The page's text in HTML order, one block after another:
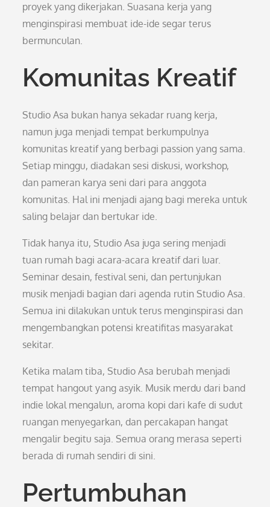
proyek yang dikerjakan. Suasana kerja yang
menginspirasi membuat ide-ide segar terus
bermunculan.
Komunitas Kreatif
Studio Asa bukan hanya sekadar ruang kerja,
namun juga menjadi tempat berkumpulnya
komunitas kreatif yang berbagi passion yang sama.
Setiap minggu, diadakan sesi diskusi, workshop,
dan pameran karya seni dari para anggota
komunitas. Hal ini menjadi ajang bagi mereka untuk
saling belajar dan bertukar ide.
Tidak hanya itu, Studio Asa juga sering menjadi
tuan rumah bagi acara-acara kreatif dari luar.
Seminar desain, festival seni, dan pertunjukan
musik menjadi bagian dari agenda rutin Studio Asa.
Semua ini dilakukan untuk terus menginspirasi dan
mengembangkan potensi kreatifitas masyarakat
sekitar.
Ketika malam tiba, Studio Asa berubah menjadi
tempat hangout yang asyik. Musik merdu dari band
indie lokal mengalun, aroma kopi dari kafe di sudut
ruangan menyegarkan, dan percakapan hangat
mengalir begitu saja. Semua orang merasa seperti
berada di rumah sendiri di sini.
Pertumbuhan